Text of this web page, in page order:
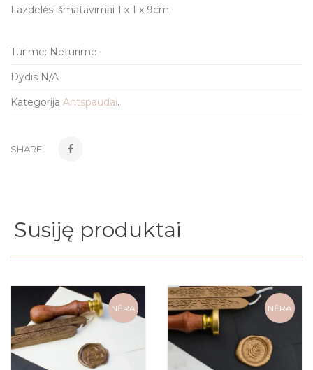
Lazdelės išmatavimai 1 x 1 x 9cm
Turime: Neturime
Dydis N/A
Kategorija Antspaudai.
SHARE:
Susiję produktai
NĖRA NĖRA